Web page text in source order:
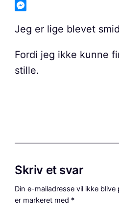
Email
Jeg er lige blevet
Fordi jeg ikke kunne
stille.
Skriv et svar
Din e-mailadresse vil ikke blive
er markeret med *